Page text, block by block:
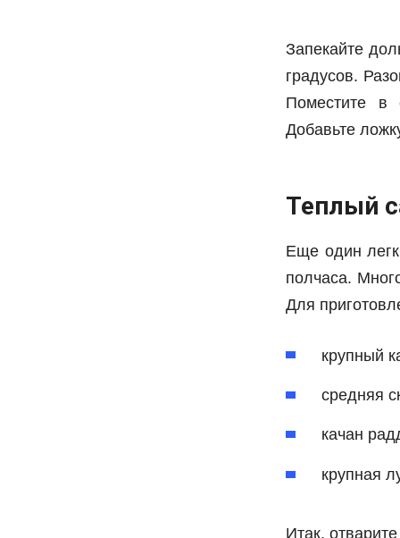
Запекайте
градусов.
Поместите в
Добавьте
Теплый
Еще один
полчаса.
Для
крупный
средняя
качан
крупная
Итак,